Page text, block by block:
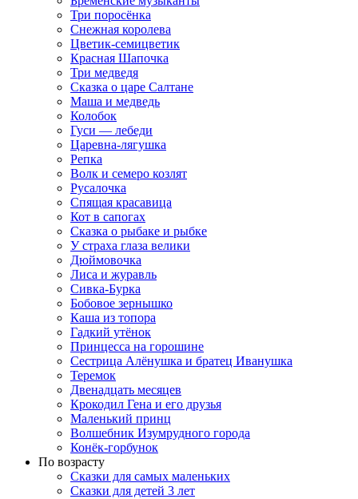
Три поросёнка
Снежная королева
Цветик-семицветик
Красная Шапочка
Три медведя
Сказка о царе Салтане
Маша и медведь
Колобок
Гуси — лебеди
Царевна-лягушка
Репка
Волк и семеро козлят
Русалочка
Спящая красавица
Кот в сапогах
Сказка о рыбаке и рыбке
У страха глаза велики
Дюймовочка
Лиса и журавль
Сивка-Бурка
Бобовое зернышко
Каша из топора
Гадкий утёнок
Принцесса на горошине
Сестрица Алёнушка и братец Иванушка
Теремок
Двенадцать месяцев
Крокодил Гена и его друзья
Маленький принц
Волшебник Изумрудного города
Конёк-горбунок
По возрасту
Сказки для самых маленьких
Сказки для детей 3 лет